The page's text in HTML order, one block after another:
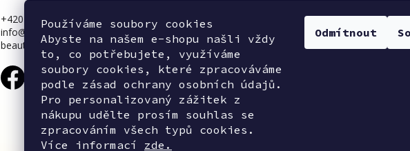
Používáme soubory cookies
Abyste na našem e-shopu našli vždy
to, co potřebujete, využíváme
soubory cookies, které zpracováváme
podle zásad ochrany osobních údajů.
Pro personalizovaný zážitek z
nákupu udělte prosím souhlas se
zpracováním všech typů cookies.
Více informací zde.
Odmítnout
+420 734 839 831
info@inve-
beauty.cz